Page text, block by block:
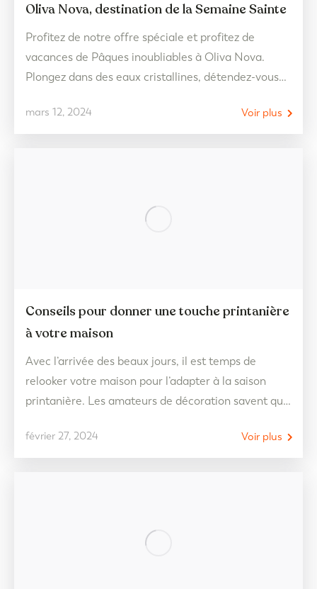
Oliva Nova, destination de la Semaine Sainte
mars 12, 2024
Profitez de notre offre spéciale et profitez de
vacances de Pâques inoubliables à Oliva Nova.
Plongez dans des eaux cristallines, détendez-vous
plage. Réservez maintenant et obtenez le meilleur
prix pour votre escapade en famille. À Oliva Nova,
Voir plus
Conseils pour donner une touche printanière
à votre maison
février 27, 2024
Avec l’arrivée des beaux jours, il est temps de
relooker votre maison pour l’adapter à la saison
printanière. Les amateurs de décoration savent que
remplacer les tapis par des plus frais et renouveler
les tissus pour des modèles plus légers et colorés
Voir plus